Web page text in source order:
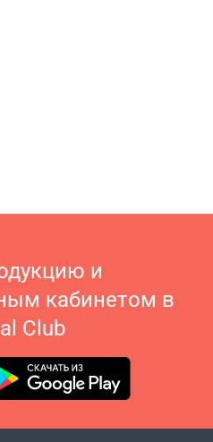
и
кабинетом в
Club